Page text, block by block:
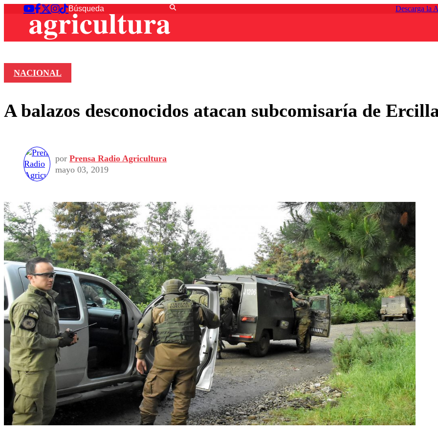
Descarga la
NACIONAL
A balazos desconocidos atacan subcomisaría de
por Prensa Radio Agricultura
mayo 03, 2019